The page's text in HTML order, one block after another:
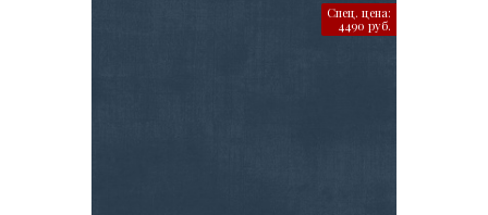
Спец. цена:
4490 руб.